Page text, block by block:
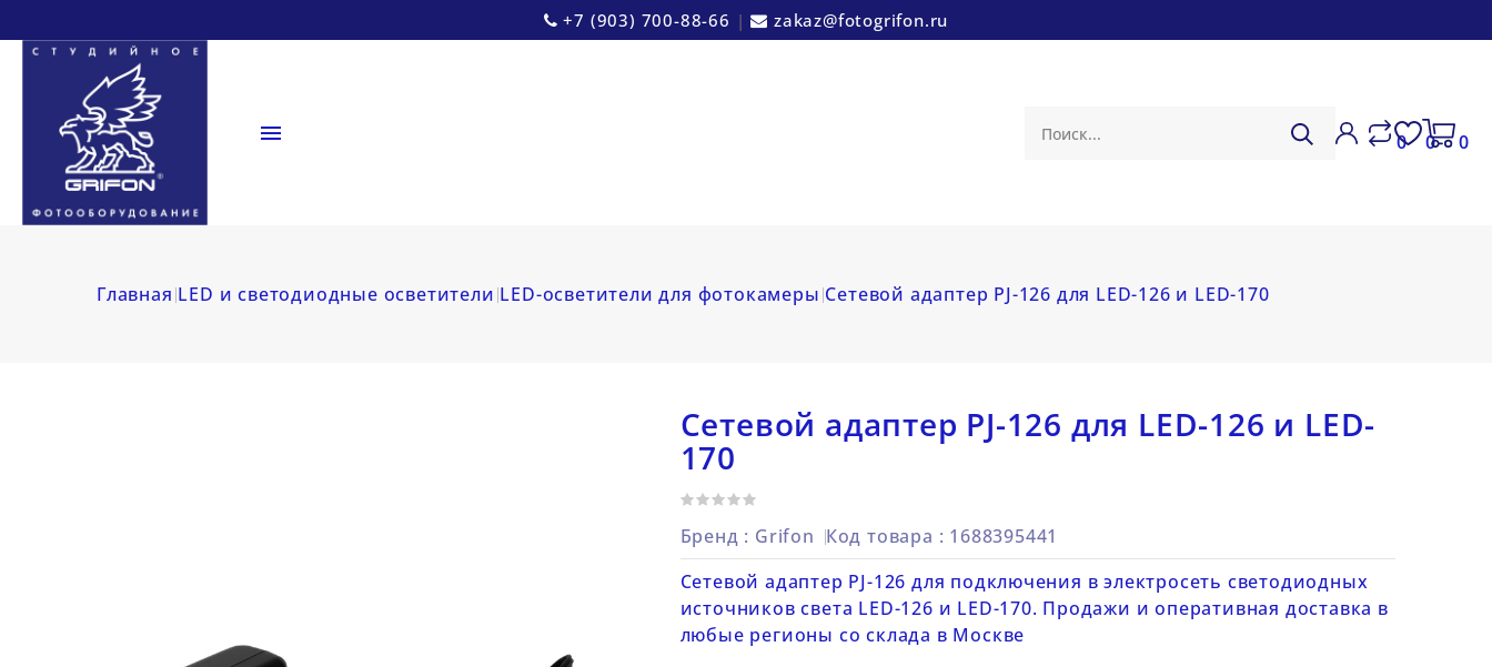
+7 (903) 700-88-66 | zakaz@fotogrifon.ru
 0 0 0
Главная LED и светодиодные осветители LED-осветители для фотокамеры Сетевой адаптер PJ-126 для LED-126 и LED-170
Сетевой адаптер PJ-126 для LED-126 и LED-
170
Бренд : Grifon Код товара : 1688395441
Сетевой адаптер PJ-126 для подключения в электросеть светодиодных
источников света LED-126 и LED-170. Продажи и оперативная доставка в
любые регионы со склада в Москве